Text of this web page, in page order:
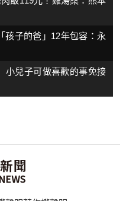
孩子的爸」12年包容：永
兒子可做喜歡的事免接